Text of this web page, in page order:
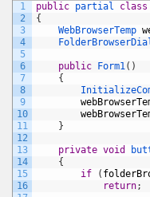
1
2
3
4
5
6
7
8
9
10
11
12
13
14
15
16
public partial class
{
WebBrowserTemp
public Form1( )
{
}
private void
{
if
(
return;